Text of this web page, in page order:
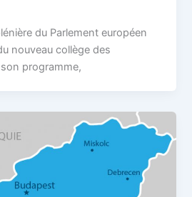
du Parlement européen
nouveau collège des
programme,